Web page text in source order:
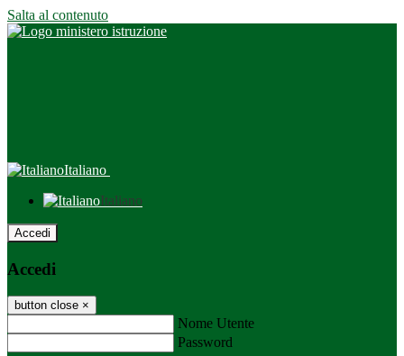
Salta al contenuto
Italiano
Italiano
Accedi
Accedi
button close ×
Nome Utente
Password